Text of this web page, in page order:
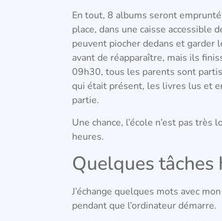
En tout, 8 albums seront
place, dans une caisse accessible
peuvent piocher dedans et garder
avant de réapparaître, mais ils
09h30, tous les parents sont
qui était présent, les livres lus et
partie.
Une chance, l’école n’est pas très
heures.
Quelques
J’échange quelques mots avec
pendant que l’ordinateur démarre.